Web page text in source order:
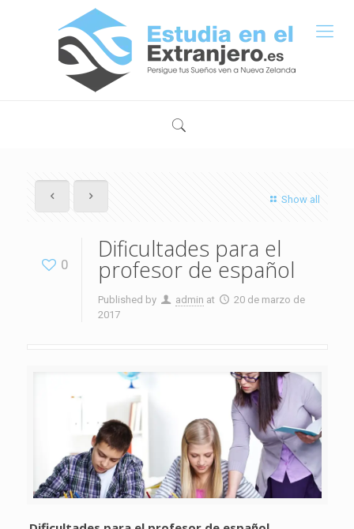
Show all
0
Dificultades para el
profesor de español
Published by admin at
20 de marzo de
2017